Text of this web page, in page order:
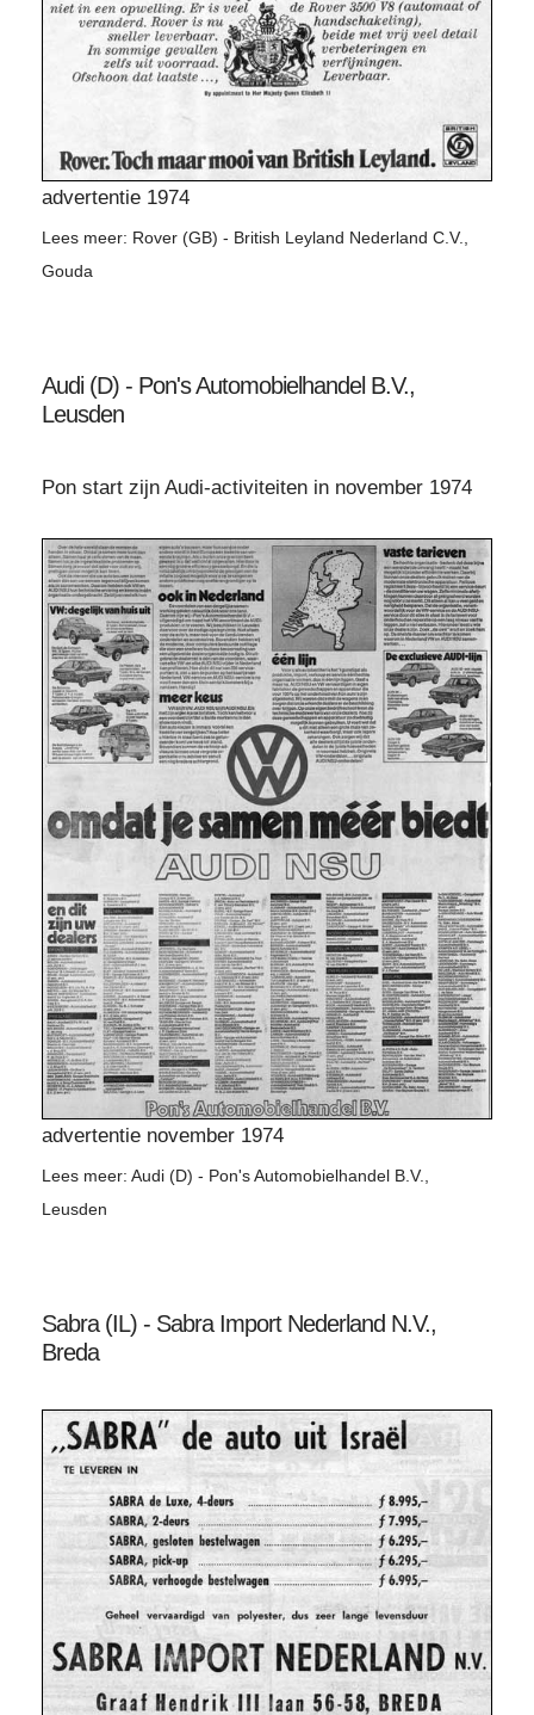
advertentie 1974
Lees meer: Rover (GB) - British Leyland Nederland C.V.,
Gouda
Audi (D) - Pon's Automobielhandel B.V.,
Leusden
Pon start zijn Audi-activiteiten in november 1974
advertentie november 1974
Lees meer: Audi (D) - Pon's Automobielhandel B.V.,
Leusden
Sabra (IL) - Sabra Import Nederland N.V.,
Breda